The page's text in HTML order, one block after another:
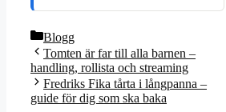
Kategorier
Blogg
Tomten är far till alla barnen –
handling, rollista och streaming
Fredriks Fika tårta i långpanna –
guide för dig som ska baka